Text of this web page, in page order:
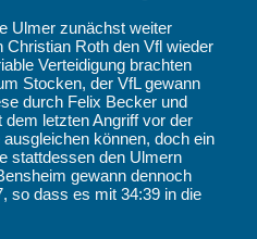
Ulmer zunächst weiter
Christian Roth den Vfl wieder
Verteidigung brachten
Stocken, der VfL gewann
durch Felix Becker und
letzten Angriff vor der
können, doch ein
stattdessen den Ulmern
gewann dennoch
so dass es mit 34:39 in die